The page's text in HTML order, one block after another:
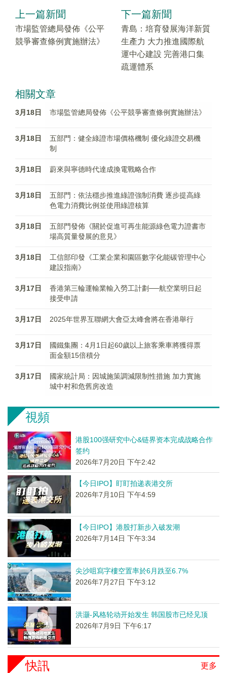
上一篇新聞
市場監管總局發佈《公平
競爭審查條例實施辦法》
下一篇新聞
青島：培育發展海洋新質
生產力 大力推進國際航
運中心建設 完善港口集
疏運體系
相關文章
3月18日 市場監管總局發佈《公平競爭審查條例實施辦法》
3月18日
五部門：健全綠證市場價格機制 優化綠證交易機
制
3月18日 蔚來與寧德時代達成換電戰略合作
3月18日
五部門：依法穩步推進綠證強制消費 逐步提高綠
色電力消費比例並使用綠證核算
3月18日
五部門發佈《關於促進可再生能源綠色電力證書市
場高質量發展的意見》
3月18日
工信部印發《工業企業和園區數字化能碳管理中心
建設指南》
3月17日
香港第三輪運輸業輸入勞工計劃──航空業明日起
接受申請
3月17日 2025年世界互聯網大會亞太峰會將在香港舉行
3月17日
國鐵集團：4月1日起60歲以上旅客乘車將獲得票
面金額15倍積分
3月17日
國家統計局：因城施策調減限制性措施 加力實施
城中村和危舊房改造
視頻
港股100强研究中心&链界资本完成战略合作
签约
2026年7月20日 下午2:42
【今日IPO】盯盯拍递表港交所
2026年7月10日 下午4:59
【今日IPO】港股打新步入破发潮
2026年7月14日 下午3:34
尖沙咀寫字樓空置率於6月跌至6.7%
2026年7月27日 下午3:12
洪灏-风格轮动开始发生 韩国股市已经见顶
2026年7月9日 下午6:17
更多
快訊